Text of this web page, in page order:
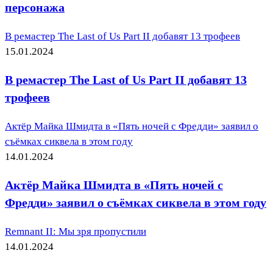
персонажа
В ремастер The Last of Us Part II добавят 13 трофеев
15.01.2024
В ремастер The Last of Us Part II добавят 13
трофеев
Актёр Майка Шмидта в «Пять ночей с Фредди» заявил о
съёмках сиквела в этом году
14.01.2024
Актёр Майка Шмидта в «Пять ночей с
Фредди» заявил о съёмках сиквела в этом году
Remnant II: Мы зря пропустили
14.01.2024